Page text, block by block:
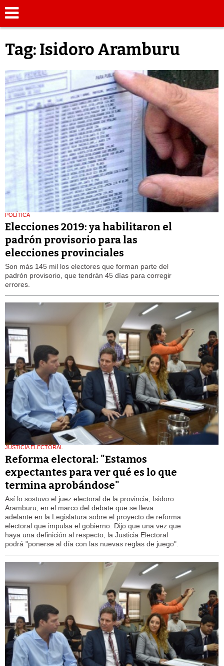
Tag: Isidoro Aramburu
POLÍTICA
Elecciones 2019: ya habilitaron el
padrón provisorio para las
elecciones provinciales
Son más 145 mil los electores que forman parte del
padrón provisorio, que tendrán 45 días para corregir
errores.
JUSTICIA ELECTORAL
Reforma electoral: "Estamos
expectantes para ver qué es lo que
termina aprobándose"
Así lo sostuvo el juez electoral de la provincia, Isidoro
Aramburu, en el marco del debate que se lleva
adelante en la Legislatura sobre el proyecto de reforma
electoral que impulsa el gobierno. Dijo que una vez que
haya una definición al respecto, la Justicia Electoral
podrá "ponerse al día con las nuevas reglas de juego".